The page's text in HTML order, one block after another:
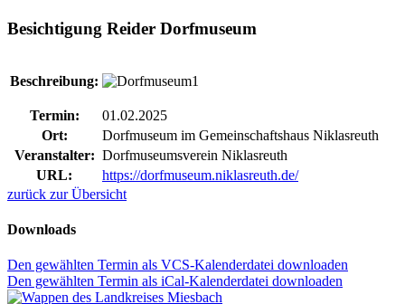
Besichtigung Reider Dorfmuseum
Beschreibung:
Termin:
01.02.2025
Ort:
Dorfmuseum im Gemeinschaftshaus Niklasreuth
Veranstalter: Dorfmuseumsverein Niklasreuth
URL:
https://dorfmuseum.niklasreuth.de/
zurück zur Übersicht
Downloads
Den gewählten Termin als VCS-Kalenderdatei downloaden
Den gewählten Termin als iCal-Kalenderdatei downloaden